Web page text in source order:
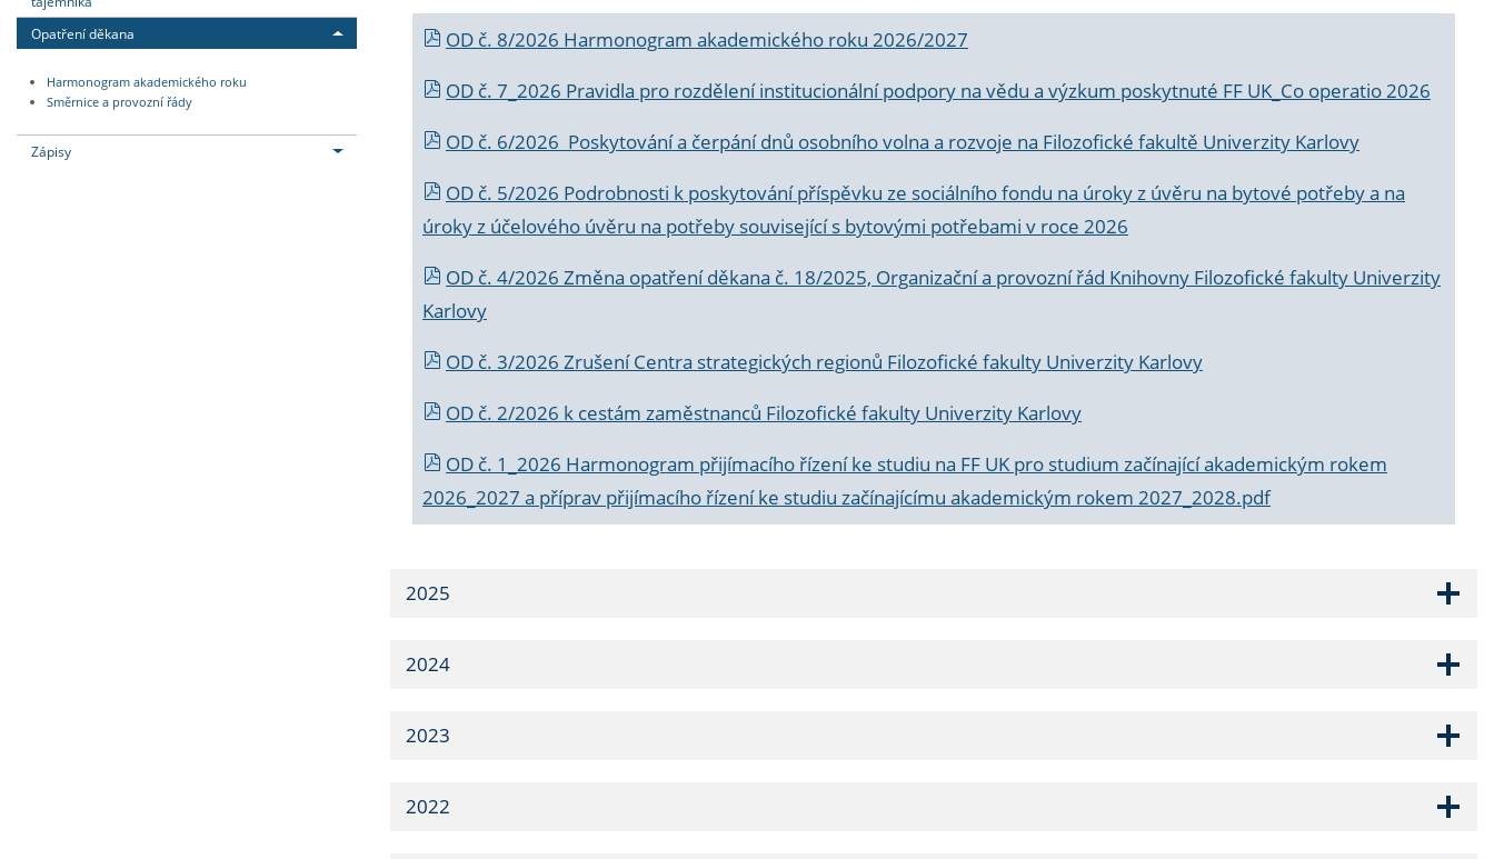
Opatření děkana
Harmonogram akademického roku
Směrnice a provozní řády
Zápisy
OD č. 8/2026 Harmonogram akademického roku 2026/2027
OD č. 7_2026 Pravidla pro rozdělení institucionální podpory na vědu a výzkum poskytnuté FF UK_Co operatio 2026
OD č. 6/2026 Poskytování a čerpání dnů osobního volna a rozvoje na Filozofické fakultě Univerzity Karlovy
OD č. 5/2026 Podrobnosti k poskytování příspěvku ze sociálního fondu na úroky z úvěru na bytové potřeby a na
úroky z účelového úvěru na potřeby související s bytovými potřebami v roce 2026
OD č. 4/2026 Změna opatření děkana č. 18/2025, Organizační a provozní řád Knihovny Filozofické fakulty Univerzity
Karlovy
OD č. 3/2026 Zrušení Centra strategických regionů Filozofické fakulty Univerzity Karlovy
OD č. 2/2026 k cestám zaměstnanců Filozofické fakulty Univerzity Karlovy
OD č. 1_2026 Harmonogram přijímacího řízení ke studiu na FF UK pro studium začínající akademickým rokem
2026_2027 a příprav přijímacího řízení ke studiu začínajícímu akademickým rokem 2027_2028.pdf
2025
2024
2023
2022